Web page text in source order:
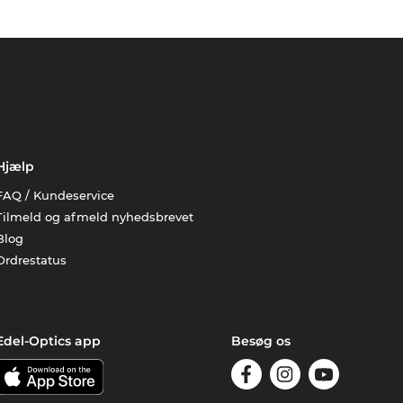
/ Kundeservice
og afmeld nyhedsbrevet
Optics app Besøg os